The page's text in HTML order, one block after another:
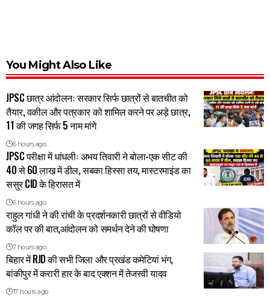
You Might Also Like
JPSC छात्र आंदोलनः सरकार सिर्फ छात्रों से बातचीत को
तैयार, वकील और पत्रकार को शामिल करने पर अड़े छात्र,
11 की जगह सिर्फ 5 नाम मांगे
6 hours ago
JPSC परीक्षा में धांधलीः अभय तिवारी ने बोला-एक सीट की
40 से 60 लाख में डील, सबका हिस्सा तय, मास्टरमाइंड का
ससुर CID के हिरासत में
6 hours ago
राहुल गांधी ने की रांची के प्रदर्शनकारी छात्रों से वीडियो
कॉल पर की बात,आंदोलन को समर्थन देने की घोषणा
7 hours ago
बिहार में RJD की सभी जिला और प्रखंड कमेटियां भंग,
बांकीपुर में करारी हार के बाद एक्शन में तेजस्वी यादव
17 hours ago